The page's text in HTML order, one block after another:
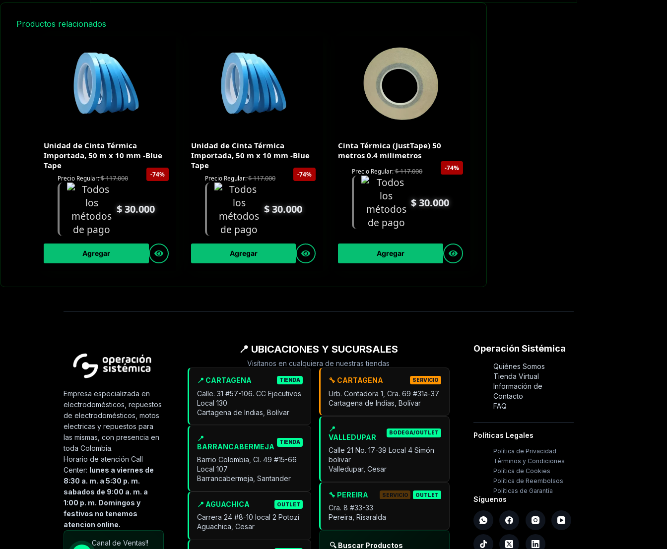
Productos relacionados
Unidad de Cinta Térmica
Importada, 50 m x 10 mm -Blue
Tape
-74%
Precio Regular:$117.000
$30.000
Agregar
Unidad de Cinta Térmica
Importada, 50 m x 10 mm -Blue
Tape
-74%
Precio Regular:$117.000
$30.000
Agregar
Cinta Térmica (JustTape) 50
metros 0.4 milimetros
-74%
Precio Regular:$117.000
$30.000
Agregar
Empresa especializada en
electrodomésticos, repuestos
de electrodomésticos, motos
electricas y repuestos para
las mismas, con presencia en
toda Colombia.
Horario de atención Call
Center: lunes a viernes de
8:30 a. m. a 5:30 p. m.
sabados de 9:00 a. m. a
1:00 p. m. Domingos y
festivos no tenemos
atencion online.
Canal de Ventas!!
📍 UBICACIONES Y SUCURSALES
Visítanos en cualquiera de nuestras tiendas
📍 CARTAGENA TIENDA
Calle. 31 #57-106. CC Ejecutivos
Local 130
Cartagena de Indias, Bolívar
📍
BARRANCABERMEJA
TIENDA
Barrio Colombia, Cl. 49 #15-66
Local 107
Barrancabermeja, Santander
📍 AGUACHICA OUTLET
Carrera 24 #8-10 local 2 Potozí
Aguachica, Cesar
🔧 CARTAGENA SERVICIO
Urb. Contadora 1, Cra. 69 #31a-37
Cartagena de Indias, Bolívar
📍
VALLEDUPAR
BODEGA/OUTLET
Calle 21 No. 17-39 Local 4 Simón
bolivar
Valledupar, Cesar
🔧 PEREIRA SERVICIO OUTLET
Cra. 8 #33-33
Pereira, Risaralda
🔍 Buscar Productos
Operación Sistémica
Quiénes Somos
Tienda Virtual
Información de
Contacto
FAQ
Políticas Legales
Política de Privacidad
Términos y Condiciones
Política de Cookies
Política de Reembolsos
Políticas de Garantía
Síguenos
sistémica